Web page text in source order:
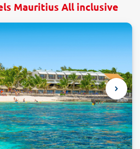
Mauritius All inclusive